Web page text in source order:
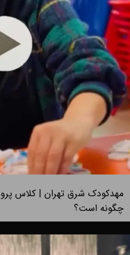
مهدکودک شرق تهران | کلاس
چگونه است؟